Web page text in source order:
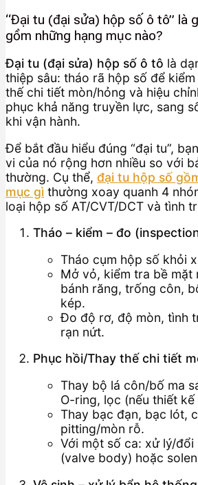
“Đại tu (đại sửa) hộp số ô tô” là
gồm những hạng mục nào?
Đại tu (đại sửa) hộp số ô tô là
thiệp sâu: tháo rã hộp số để
thế chi tiết mòn/hỏng và hiệu
phục khả năng truyền lực, sang
khi vận hành.
Để bắt đầu hiểu đúng “đại tu”,
vi của nó rộng hơn nhiều so với
thường. Cụ thể, đại tu hộp số
mục gì thường xoay quanh 4
loại hộp số AT/CVT/DCT và tình
Tháo – kiểm – đo
Tháo cụm hộp số khỏi
Mở vỏ, kiểm tra bề mặt
bánh răng, trống côn,
kép.
Đo độ rơ, độ mòn, tình
rạn nứt.
Phục hồi/Thay thế chi tiết
Thay bộ lá côn/bố ma
O-ring, lọc (nếu thiết kế
Thay bạc đạn, bạc lót,
pitting/mòn rỗ.
Với một số ca: xử lý/
(valve body) hoặc